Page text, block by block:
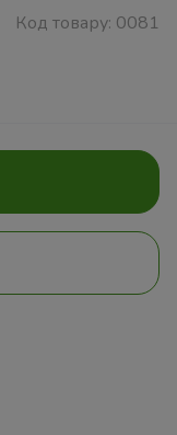
Код товару: 0081